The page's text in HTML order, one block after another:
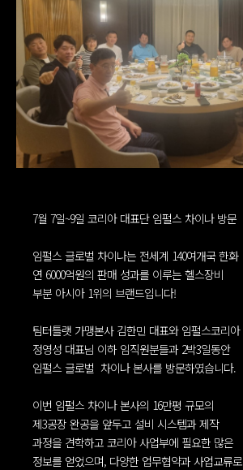
7월 7일~9일 코리아 대표단 임펄스 차이나 방문
임펄스 글로벌 차이나는 전세계 140여개국 한화
연 6000억원의 판매 성과를 이루는 헬스장비
부분 아시아 1위의 브랜드입니다!
팀터틀랫 가맹본사 김한민 대표와 임펄스코리아
정영성 대표님 이하 임직원분들과 2박3일동안
임펄스 글로벌 차이나 본사를 방문하였습니다.
이번 임펄스 차이나 본사의 16만평 규모의
제3공장 완공을 앞두고 설비 시스템과 제작
과정을 견학하고 코리아 사업부에 필요한 많은
정보를 얻었으며, 다양한 업무협약과 사업교류로